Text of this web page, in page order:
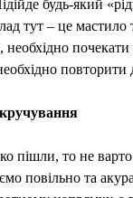
будь-який
тут – це мастило
необхідно
повторити
пішли, то не
повільно та